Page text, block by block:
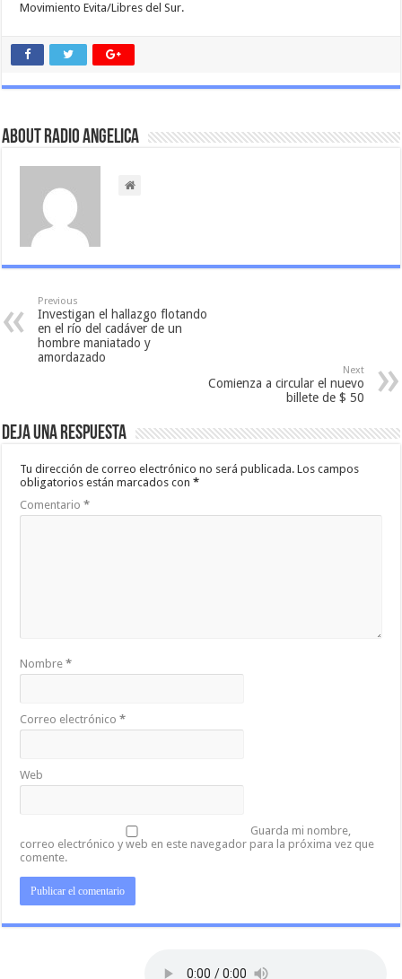
Movimiento Evita/Libres del Sur.
About Radio Angelica
Previous
Investigan el hallazgo flotando
en el río del cadáver de un
hombre maniatado y
amordazado
Next
Comienza a circular el nuevo
billete de $ 50
Deja una respuesta
Tu dirección de correo electrónico no será publicada. Los campos
obligatorios están marcados con*
Comentario*
Nombre*
Correo electrónico*
Web
Guarda mi nombre,
correo electrónico y web en este navegador para la próxima vez que
comente.